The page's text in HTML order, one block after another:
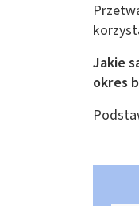
Jakie
okres